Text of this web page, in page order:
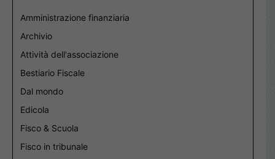
Amministrazione finanziaria
Archivio
Attività dell'associazione
Bestiario Fiscale
Dal mondo
Edicola
Fisco & Scuola
Fisco in tribunale